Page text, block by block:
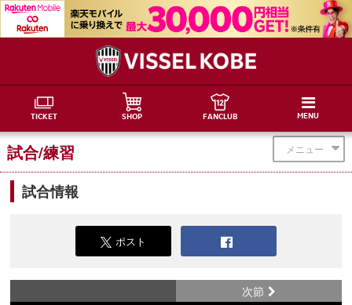
TICKET SHOP FANCLUB MENU
メニュー
試合/練習
試合情報
ポスト
次節